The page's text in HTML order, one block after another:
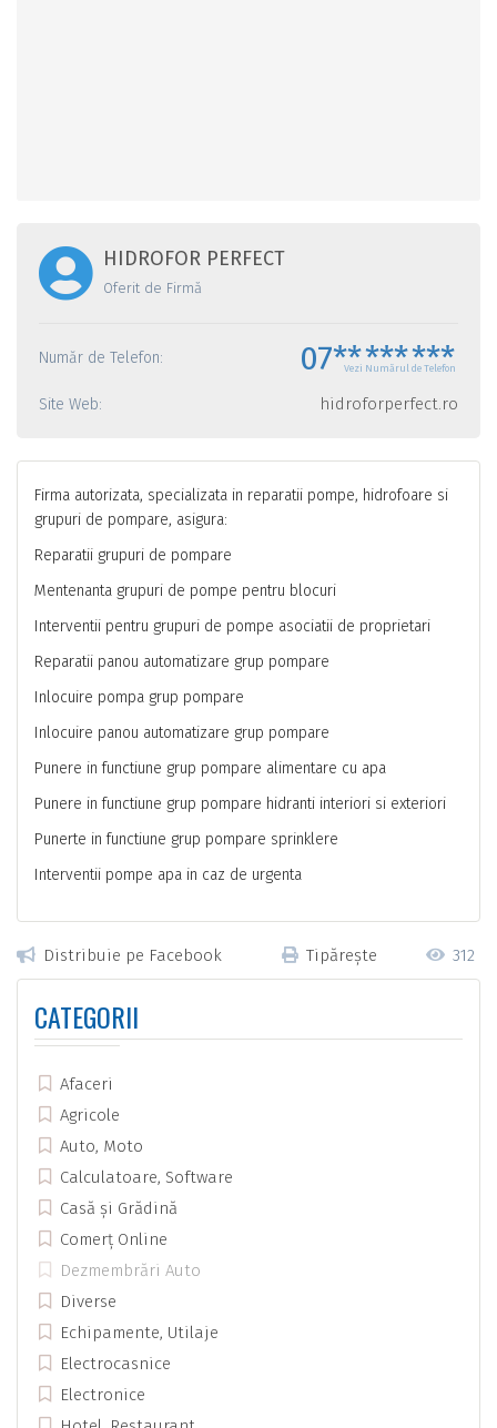
HIDROFOR PERFECT
Oferit de Firmă
Număr de Telefon: 07********
Vezi Numărul de Telefon
Site Web: hidroforperfect.ro
Firma autorizata, specializata in reparatii pompe, hidrofoare si
grupuri de pompare, asigura:
Reparatii grupuri de pompare
Mentenanta grupuri de pompe pentru blocuri
Interventii pentru grupuri de pompe asociatii de proprietari
Reparatii panou automatizare grup pompare
Inlocuire pompa grup pompare
Inlocuire panou automatizare grup pompare
Punere in functiune grup pompare alimentare cu apa
Punere in functiune grup pompare hidranti interiori si exteriori
Punerte in functiune grup pompare sprinklere
Interventii pompe apa in caz de urgenta
Distribuie pe Facebook Tipărește 312
CATEGORII
Afaceri
Agricole
Auto, Moto
Calculatoare, Software
Casă și Grădină
Comerț Online
Dezmembrări Auto
Diverse
Echipamente, Utilaje
Electrocasnice
Electronice